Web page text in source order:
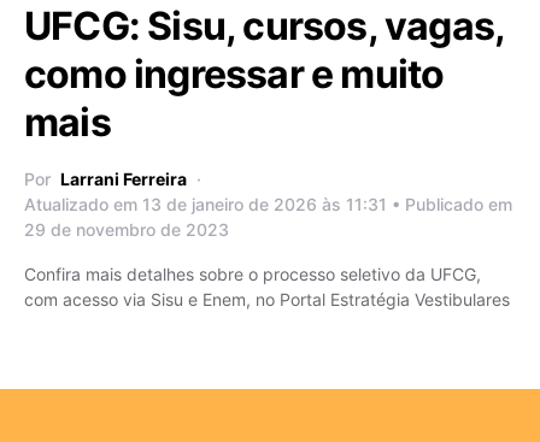
UFCG: Sisu, cursos, vagas,
como ingressar e muito
mais
Por Larrani Ferreira
Atualizado em 13 de janeiro de 2026 às 11:31 • Publicado em
29 de novembro de 2023
Confira mais detalhes sobre o processo seletivo da UFCG,
com acesso via Sisu e Enem, no Portal Estratégia Vestibulares